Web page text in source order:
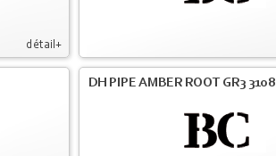
détail+
DH PIPE AMBER ROOT GR3 3108